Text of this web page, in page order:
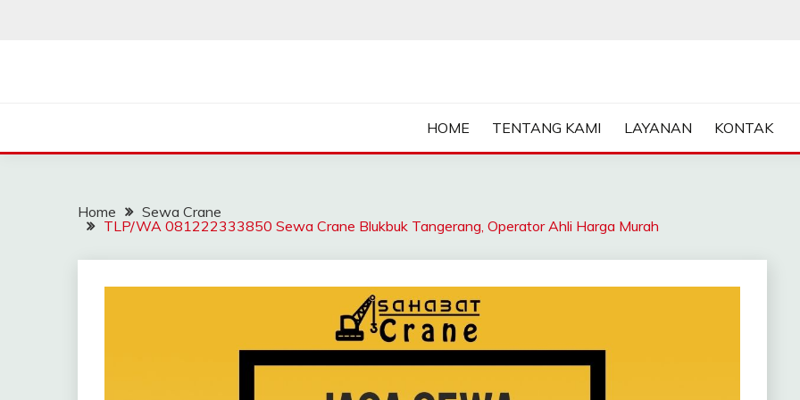
HOME TENTANG KAMI LAYANAN KONTAK
Home
Sewa Crane
TLP/WA 081222333850 Sewa Crane Blukbuk Tangerang, Operator Ahli Harga Murah